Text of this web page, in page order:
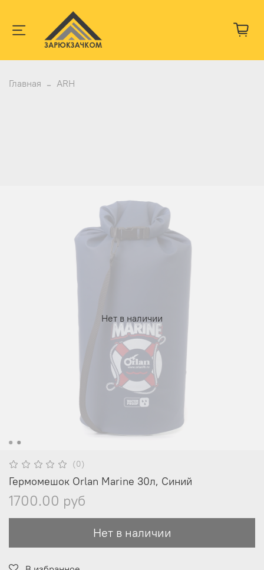
Главная ARH
Нет в наличии
(0)
Гермомешок Orlan Marine 30л, Синий
1700.00 руб
Нет в наличии